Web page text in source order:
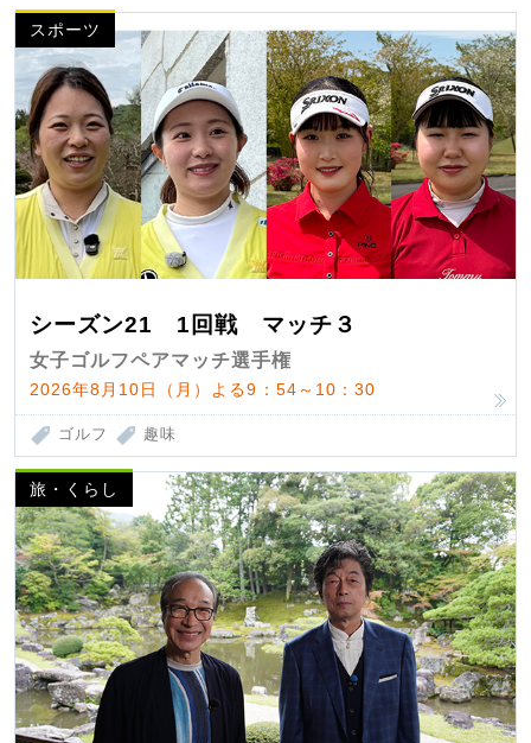
スポーツ
シーズン21 1回戦 マッチ３
女子ゴルフペアマッチ選手権
2026年8月10日（月）よる9：54～10：30
ゴルフ 趣味
旅・くらし